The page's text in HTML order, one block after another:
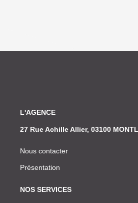
L'AGENCE
27 Rue Achille Allier, 03100
Nous contacter
Présentation
NOS SERVICES